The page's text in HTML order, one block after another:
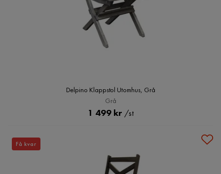
Delpino Klappstol Utomhus, Grå
Grå
Pris
1 499 kr /st
Få kvar